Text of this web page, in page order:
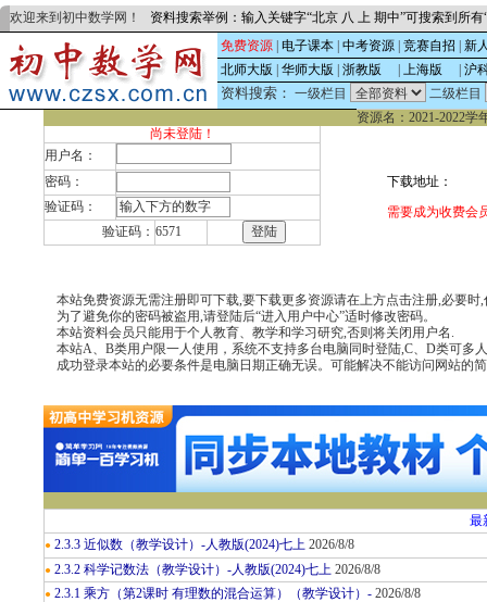
欢迎来到初中数学网！ 资料搜索举例：输入关键字“北京 八 上 期中”可搜索到所
免费资源 电子课本 中考资源 竞赛自招
新
北师大版
华师大版 浙教版 上海版 沪
资料搜索： 一级栏目
二级栏目
资源名：2021-2022
尚未登陆！
用户名：
密码：
验证码：
验证码： 6571
下载地址：
需要成为收费会
本站免费资源无需注册即可下载,要下载更多资源请在上方点击注册,必要时,
为了避免你的密码被盗用,请登陆后“进入用户中心”适时修改密码。
本站资料会员只能用于个人教育、教学和学习研究,否则将关闭用户名.
本站A、B类用户限一人使用，系统不支持多台电脑同时登陆,C、D类可多
成功登录本站的必要条件是电脑日期正确无误。可能解决不能访问网站的
最
● 2.3.3 近似数（教学设计）-人教版(2024)七上 2026/8/8
● 2.3.2 科学记数法（教学设计）-人教版(2024)七上 2026/8/8
● 2.3.1 乘方（第2课时 有理数的混合运算）（教学设计）- 2026/8/8